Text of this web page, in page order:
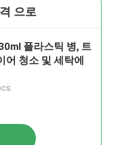
으로
플라스틱 병, 트
어 청소 및 세탁에